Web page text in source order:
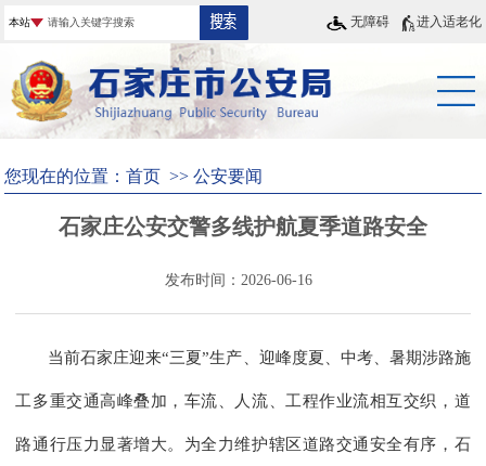
无障碍 进入适老化
您现在的位置：首页 >>公安要闻
石家庄公安交警多线护航夏季道路安全
发布时间：2026-06-16
当前石家庄迎来“三夏”生产、迎峰度夏、中考、暑期涉路施
工多重交通高峰叠加，车流、人流、工程作业流相互交织，道
路通行压力显著增大。为全力维护辖区道路交通安全有序，石